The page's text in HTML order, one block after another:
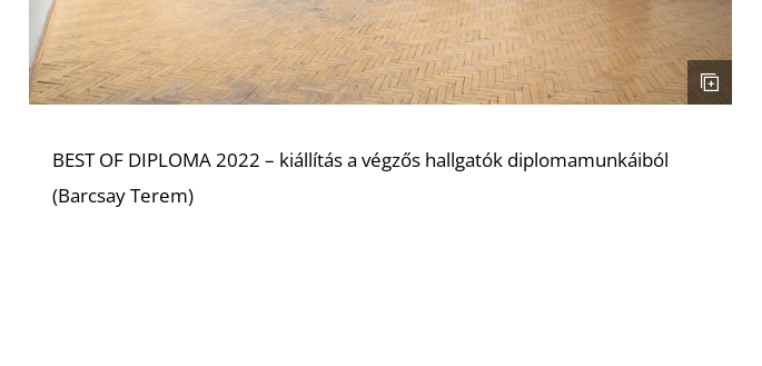
BEST OF DIPLOMA 2022 – kiállítás a végzős hallgatók diplomamunkáiból
(Barcsay Terem)